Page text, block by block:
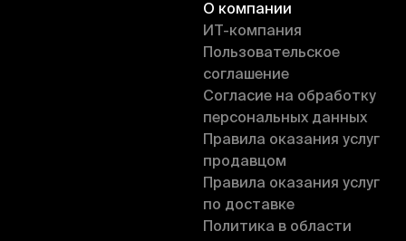
О компании
ИT-компания
Пользовательское
соглашение
Согласие на обработку
персональных данных
Правила оказания услуг
продавцом
Правила оказания услуг
по доставке
Политика в области